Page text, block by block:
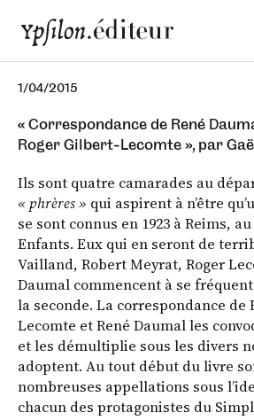
1/04/2015
« Correspondance de René
Roger Gilbert‑Lecomte », par
Ils sont quatre camarades au
« phrères » qui aspirent à n’être
se sont connus en 1923 à Reims,
Enfants. Eux qui en seront de
Vailland, Robert Meyrat, Roger
Daumal commencent à se
la seconde. La correspondance de
Lecomte et René Daumal les
et les démultiplie sous les divers
adoptent. Au tout début du livre
nombreuses appellations sous
chacun des protagonistes du